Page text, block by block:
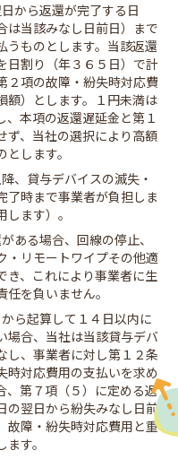
から返還が完了する日
は当該みなし日前日）まで
うものとします。当該返還
日割り（年３６５日）で計
２項の故障・紛失時対応費
額）とします。１円未満は
、本項の返還遅延金と第１
ず、当社の選択により高額
します。
、貸与デバイスの滅失・
了時まで事業者が負担しま
ます）。
ある場合、回線の停止、
・リモートワイプその他適
き、これにより事業者に生
を負いません。
ら起算して１４日以内に
場合、当社は当該貸与デバ
し、事業者に対し第１２条
時対応費用の支払いを求め
、第７項（５）に定める返
の翌日から紛失みなし日前
故障・紛失時対応費用と重
す。